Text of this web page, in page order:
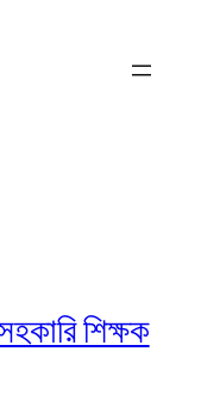
শিক্ষক